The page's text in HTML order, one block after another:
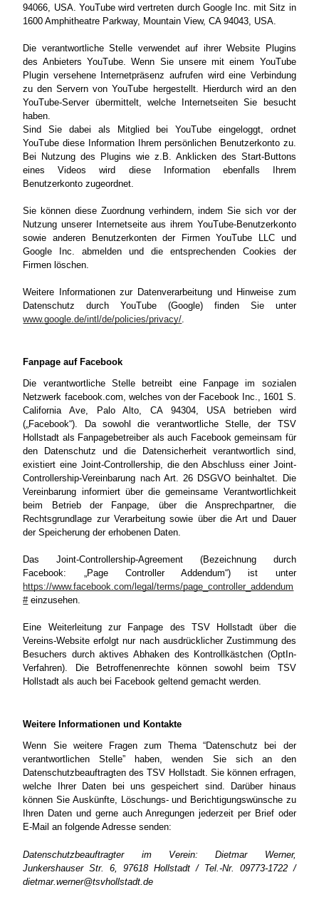
94066, USA. YouTube wird vertreten durch Google Inc. mit Sitz in
1600 Amphitheatre Parkway, Mountain View, CA 94043, USA.
Die verantwortliche Stelle verwendet auf ihrer Website Plugins
des Anbieters YouTube. Wenn Sie unsere mit einem YouTube
Plugin versehene Internetpräsenz aufrufen wird eine Verbindung
zu den Servern von YouTube hergestellt. Hierdurch wird an den
YouTube-Server übermittelt, welche Internetseiten Sie besucht
haben.
Sind Sie dabei als Mitglied bei YouTube eingeloggt, ordnet
YouTube diese Information Ihrem persönlichen Benutzerkonto zu.
Bei Nutzung des Plugins wie z.B. Anklicken des Start-Buttons
eines Videos wird diese Information ebenfalls Ihrem
Benutzerkonto zugeordnet.
Sie können diese Zuordnung verhindern, indem Sie sich vor der
Nutzung unserer Internetseite aus ihrem YouTube-Benutzerkonto
sowie anderen Benutzerkonten der Firmen YouTube LLC und
Google Inc. abmelden und die entsprechenden Cookies der
Firmen löschen.
Weitere Informationen zur Datenverarbeitung und Hinweise zum
Datenschutz durch YouTube (Google) finden Sie unter
www.google.de/intl/de/policies/privacy/.
Fanpage auf Facebook
Die verantwortliche Stelle betreibt eine Fanpage im sozialen
Netzwerk facebook.com, welches von der Facebook Inc., 1601 S.
California Ave, Palo Alto, CA 94304, USA betrieben wird
(„Facebook“). Da sowohl die verantwortliche Stelle, der TSV
Hollstadt als Fanpagebetreiber als auch Facebook gemeinsam für
den Datenschutz und die Datensicherheit verantwortlich sind,
existiert eine Joint-Controllership, die den Abschluss einer Joint-
Controllership-Vereinbarung nach Art. 26 DSGVO beinhaltet. Die
Vereinbarung informiert über die gemeinsame Verantwortlichkeit
beim Betrieb der Fanpage, über die Ansprechpartner, die
Rechtsgrundlage zur Verarbeitung sowie über die Art und Dauer
der Speicherung der erhobenen Daten.
Das Joint-Controllership-Agreement (Bezeichnung durch
Facebook: „Page Controller Addendum“) ist unter
https://www.facebook.com/legal/terms/page_controller_addendum
#einzusehen.
Eine Weiterleitung zur Fanpage des TSV Hollstadt über die
Vereins-Website erfolgt nur nach ausdrücklicher Zustimmung des
Besuchers durch aktives Abhaken des Kontrollkästchen (OptIn-
Verfahren). Die Betroffenenrechte können sowohl beim TSV
Hollstadt als auch bei Facebook geltend gemacht werden.
Weitere Informationen und Kontakte
Wenn Sie weitere Fragen zum Thema “Datenschutz bei der
verantwortlichen Stelle” haben, wenden Sie sich an den
Datenschutzbeauftragten des TSV Hollstadt. Sie können erfragen,
welche Ihrer Daten bei uns gespeichert sind. Darüber hinaus
können Sie Auskünfte, Löschungs- und Berichtigungswünsche zu
Ihren Daten und gerne auch Anregungen jederzeit per Brief oder
E-Mail an folgende Adresse senden:
Datenschutzbeauftragter im Verein: Dietmar Werner,
Junkershauser Str. 6, 97618 Hollstadt / Tel.-Nr. 09773-1722 /
dietmar.werner@tsvhollstadt.de